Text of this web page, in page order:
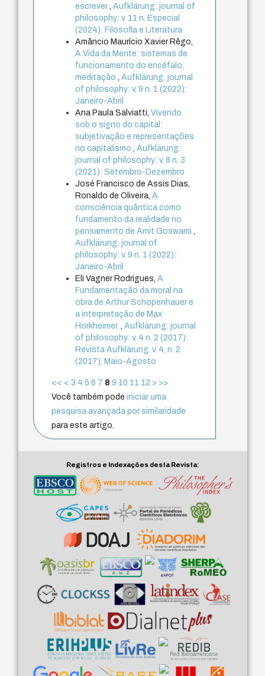
escrever,Aufklärung: journal of
philosophy: v. 11 n. Especial
(2024): Filosofia e Literatura
Amâncio Maurício Xavier Rêgo,
A Vida da Mente: sistemas de
funcionamento do encéfalo,
meditação,Aufklärung: journal
of philosophy: v. 9 n. 1 (2022):
Janeiro-Abril
Ana Paula Salviatti,Vivendo
sob o signo do capital:
subjetivação e representações
no capitalismo,Aufklärung:
journal of philosophy: v. 8 n. 3
(2021): Setembro-Dezembro
José Francisco de Assis Dias,
Ronaldo de Oliveira,A
consciência quântica como
fundamento da realidade no
pensamento de Amit Goswami,
Aufklärung: journal of
philosophy: v. 9 n. 1 (2022):
Janeiro-Abril
Eli Vagner Rodrigues,A
Fundamentação da moral na
obra de Arthur Schopenhauer e
a interpretação de Max
Horkheimer.,Aufklärung: journal
of philosophy: v. 4 n. 2 (2017):
Revista Aufklärung. v. 4, n. 2
(2017), Maio-Agosto
<< < 3 4 5 6 7 8 9 10 11 12 > >>
Você também podeiniciar uma
pesquisa avançada por similaridade
para este artigo.
Registros e Indexações desta Revista: